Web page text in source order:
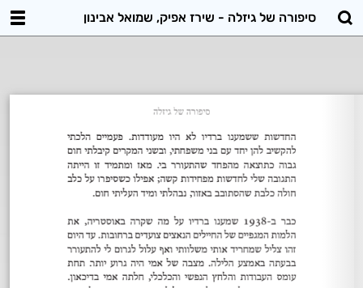
סיפורה של גיזלה - שירז אפיק, שמואל אבינון